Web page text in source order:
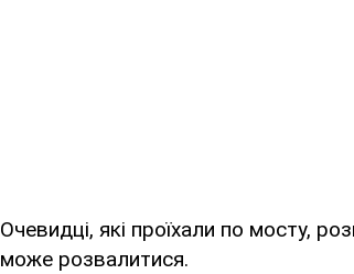
Очевидці, які проїхали по мосту,
може розвалитися.